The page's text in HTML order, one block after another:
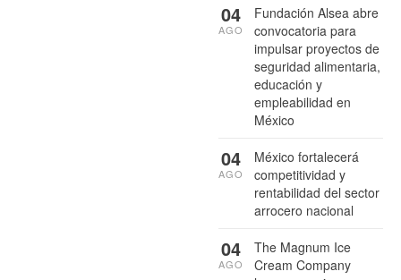
Fundación Alsea abre
convocatoria para
impulsar proyectos de
seguridad alimentaria,
educación y
empleabilidad en
México
04
AGO
México fortalecerá
competitividad y
rentabilidad del sector
arrocero nacional
04
AGO
The Magnum Ice
Cream Company
04
AGO